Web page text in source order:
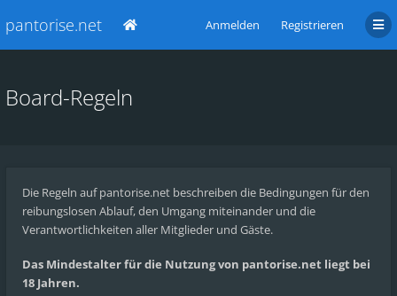
pantorise.net Anmelden Registrieren
Board-Regeln
Die Regeln auf pantorise.net beschreiben die Bedingungen für den
reibungslosen Ablauf, den Umgang miteinander und die
Verantwortlichkeiten aller Mitglieder und Gäste.
Das Mindestalter für die Nutzung von pantorise.net liegt bei
18 Jahren.